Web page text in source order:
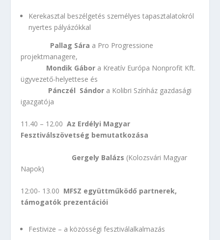
Kerekasztal beszélgetés személyes tapasztalatokról
nyertes pályázókkal
Pallag Sára a Pro Progressione
projektmanagere,
Mondik Gábor a Kreatív Európa Nonprofit Kft.
ügyvezető-helyettese és
Pánczél Sándor a Kolibri Színház gazdasági
igazgatója
11.40 – 12.00Az Erdélyi Magyar
Fesztiválszövetség bemutatkozása
Gergely Balázs (Kolozsvári Magyar
Napok)
12:00- 13.00 MFSZ együttműködő partnerek,
támogatók prezentációi
Festivize – a közösségi fesztiválalkalmazás